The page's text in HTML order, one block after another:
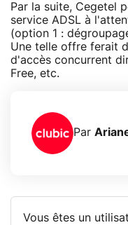
Par la suite, Cegetel
service ADSL à
(option 1 :
Une telle offre ferait
d'accès concurrent
Free, etc.
Par
Vous êtes un